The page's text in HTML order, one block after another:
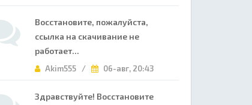
Восстановите, пожалуйста,
ссылка на скачивание не
работает...
Akim555 / 06-авг, 20:43
Здравствуйте! Восстановите